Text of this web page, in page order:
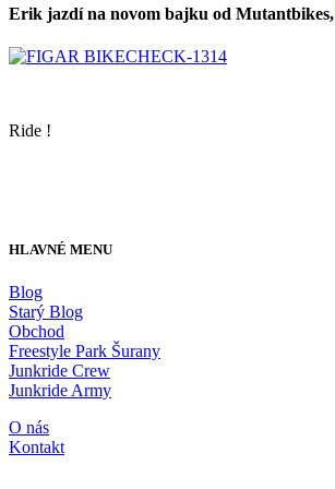
Erik jazdí na novom bajku od Mutantbikes,
Ride !
HLAVNÉ MENU
Blog
Starý Blog
Obchod
Freestyle Park Šurany
Junkride Crew
Junkride Army
O nás
Kontakt